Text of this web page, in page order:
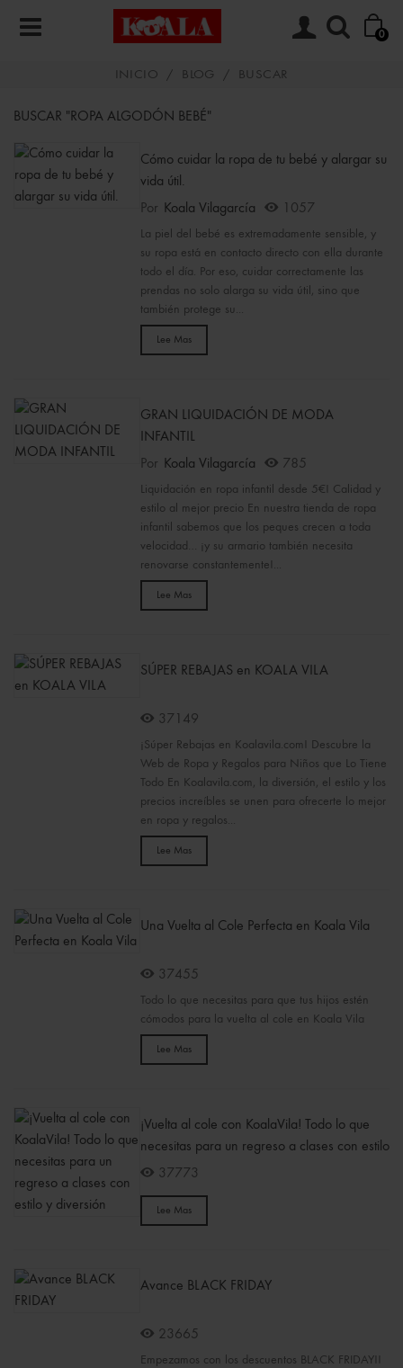
0
INICIO / BLOG / BUSCAR
BUSCAR "ROPA ALGODÓN BEBÉ"
Cómo cuidar la ropa de tu bebé y alargar su
vida útil.
Por
Koala Vilagarcía 1057
La piel del bebé es extremadamente sensible, y
su ropa está en contacto directo con ella durante
todo el día. Por eso, cuidar correctamente las
prendas no solo alarga su vida útil, sino que
también protege su...
Lee Mas
GRAN LIQUIDACIÓN DE MODA
INFANTIL
Por
Koala Vilagarcía 785
Liquidación en ropa infantil desde 5€! Calidad y
estilo al mejor precio En nuestra tienda de ropa
infantil sabemos que los peques crecen a toda
velocidad… ¡y su armario también necesita
renovarse constantemente!...
Lee Mas
SÚPER REBAJAS en KOALA VILA
37149
¡Súper Rebajas en Koalavila.com! Descubre la
Web de Ropa y Regalos para Niños que Lo Tiene
Todo En Koalavila.com, la diversión, el estilo y los
precios increíbles se unen para ofrecerte lo mejor
en ropa y regalos...
Lee Mas
Una Vuelta al Cole Perfecta en Koala Vila
37455
Todo lo que necesitas para que tus hijos estén
cómodos para la vuelta al cole en Koala Vila
Lee Mas
¡Vuelta al cole con KoalaVila! Todo lo que
necesitas para un regreso a clases con estilo
y diversión
37773
Lee Mas
Avance BLACK FRIDAY
23665
Empezamos con los descuentos BLACK FRIDAY!!